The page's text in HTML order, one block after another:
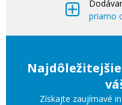
priamo
Získajte zaujímavé